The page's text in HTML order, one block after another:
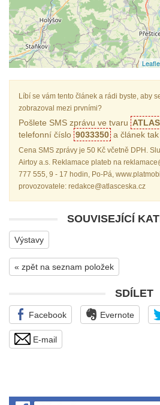
Líbí se vám tento článek a rádi byste, aby
zobrazoval mezi prvními?
Pošlete SMS zprávu ve tvaru
telefonní číslo 9033350 a článek
Cena SMS zprávy je 50 Kč včetně DPH.
Airtoy a.s. Reklamace plateb na
777 555, 9 - 17 hodin, Po-Pá,
provozovatele: redakce@atlasceska.cz
SOUVISEJÍCÍ
Výstavy
« zpět na seznam položek
SDÍLET
Facebook Evernote
E-mail